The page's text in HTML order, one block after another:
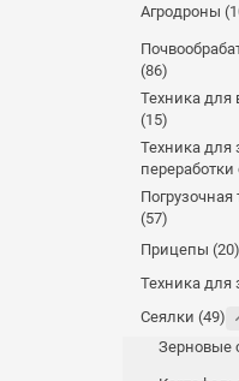
Агродроны
(86)
Техника для
(15)
Техника для
Погрузочная
(57)
Прицепы (20)
Техника для
Сеялки (49)
Зерновые